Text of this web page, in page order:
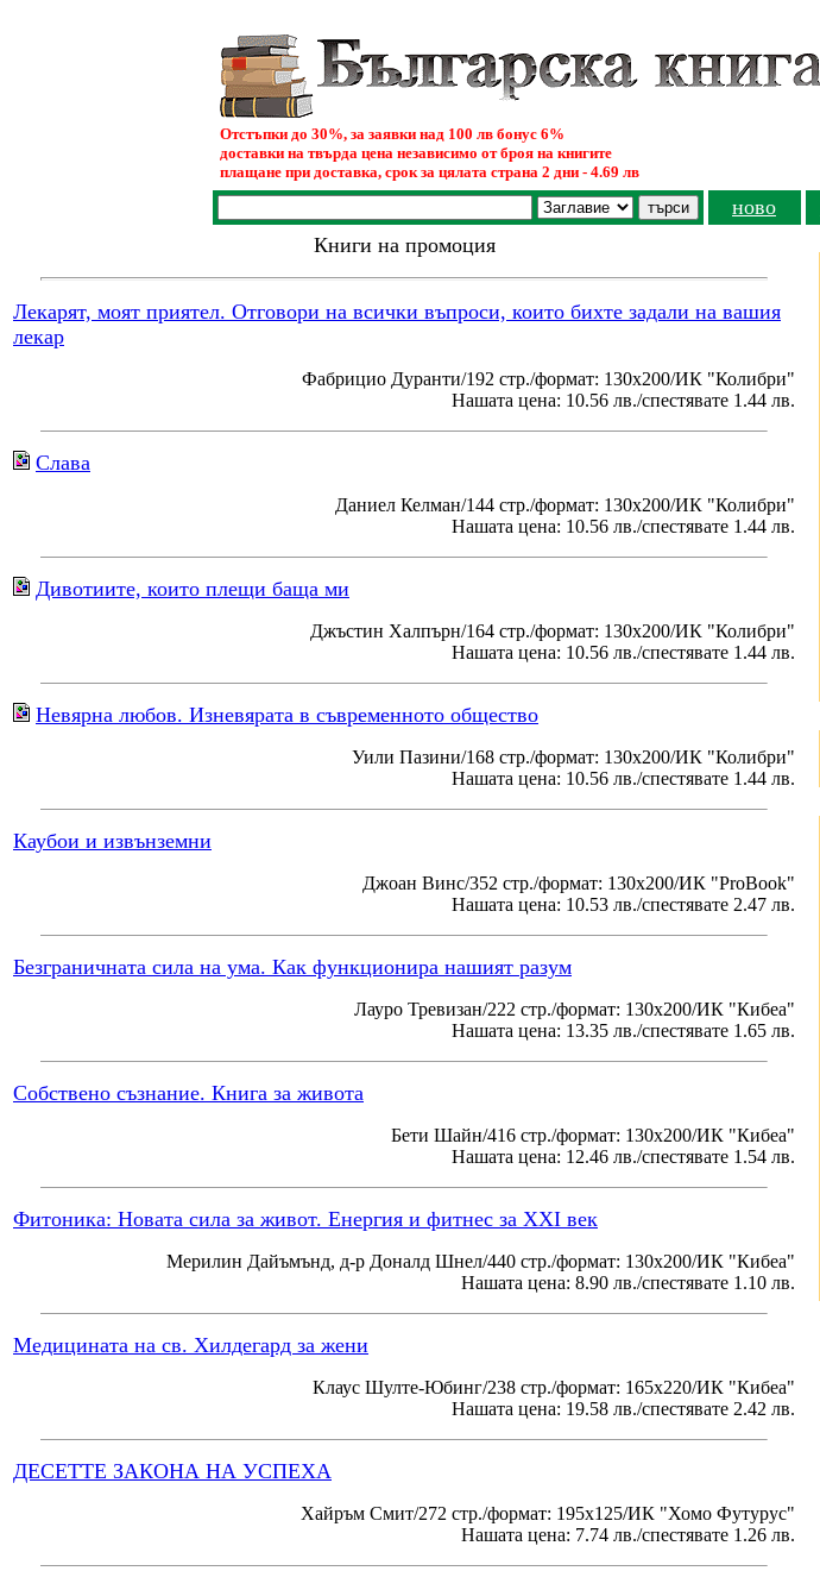
Отстъпки до 30%, за заявки над 100 лв бонус 6%
доставки на твърда цена независимо от броя на книгите
плащане при доставка, срок за цялата страна 2 дни - 4.69 лв
ново
Книги на промоция
Лекарят, моят приятел. Отговори на всички въпроси, които бихте задали на вашия
лекар
Фабрицио Дуранти/192 стр./формат: 130х200/ИК "Колибри"
Нашата цена: 10.56 лв./спестявате 1.44 лв.
Слава
Даниел Келман/144 стр./формат: 130х200/ИК "Колибри"
Нашата цена: 10.56 лв./спестявате 1.44 лв.
Дивотиите, които плещи баща ми
Джъстин Халпърн/164 стр./формат: 130х200/ИК "Колибри"
Нашата цена: 10.56 лв./спестявате 1.44 лв.
Невярна любов. Изневярата в съвременното общество
Уили Пазини/168 стр./формат: 130х200/ИК "Колибри"
Нашата цена: 10.56 лв./спестявате 1.44 лв.
Каубои и извънземни
Джоан Винс/352 стр./формат: 130х200/ИК "ProBook"
Нашата цена: 10.53 лв./спестявате 2.47 лв.
Безграничната сила на ума. Как функционира нашият разум
Лауро Тревизан/222 стр./формат: 130х200/ИК "Кибеа"
Нашата цена: 13.35 лв./спестявате 1.65 лв.
Собствено съзнание. Книга за живота
Бети Шайн/416 стр./формат: 130х200/ИК "Кибеа"
Нашата цена: 12.46 лв./спестявате 1.54 лв.
Фитоника: Новата сила за живот. Енергия и фитнес за XXI век
Мерилин Дайъмънд, д-р Доналд Шнел/440 стр./формат: 130х200/ИК "Кибеа"
Нашата цена: 8.90 лв./спестявате 1.10 лв.
Медицината на св. Хилдегард за жени
Клаус Шулте-Юбинг/238 стр./формат: 165х220/ИК "Кибеа"
Нашата цена: 19.58 лв./спестявате 2.42 лв.
ДЕСЕТТЕ ЗАКОНА НА УСПЕХА
Хайръм Смит/272 стр./формат: 195x125/ИК "Хомо Футурус"
Нашата цена: 7.74 лв./спестявате 1.26 лв.